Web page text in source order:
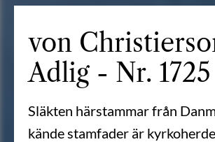
von
Adlig - Nr. 1725
Släkten härstammar från
kände stamfader är